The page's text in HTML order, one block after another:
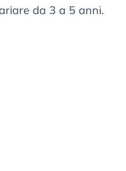
da 3 a 5 anni.